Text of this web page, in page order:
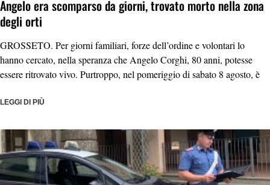
Angelo era scomparso da giorni, trovato morto nella zona
degli orti
GROSSETO. Per giorni familiari, forze dell’ordine e volontari lo
hanno cercato, nella speranza che Angelo Corghi, 80 anni, potesse
essere ritrovato vivo. Purtroppo, nel pomeriggio di sabato 8 agosto, è
LEGGI DI PIÙ